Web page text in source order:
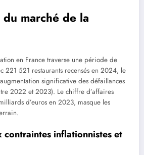
marché de la
en France traverse une période de
221 521 restaurants recensés en 2024, le
significative des défaillances
2022 et 2023). Le chiffre d’affaires
d’euros en 2023, masque les
contraintes inflationnistes et